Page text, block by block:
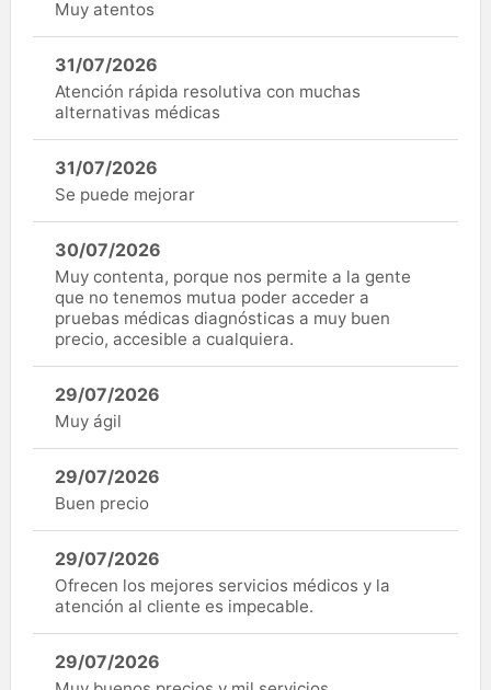
Muy atentos
31/07/2026
Atención rápida resolutiva con muchas
alternativas médicas
31/07/2026
Se puede mejorar
30/07/2026
Muy contenta, porque nos permite a la gente
que no tenemos mutua poder acceder a
pruebas médicas diagnósticas a muy buen
precio, accesible a cualquiera.
29/07/2026
Muy ágil
29/07/2026
Buen precio
29/07/2026
Ofrecen los mejores servicios médicos y la
atención al cliente es impecable.
29/07/2026